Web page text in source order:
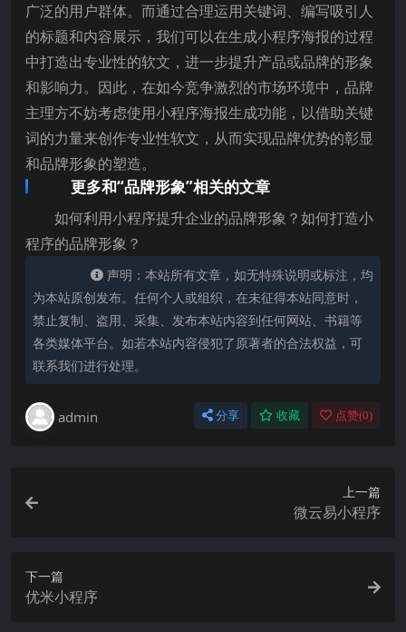
广泛的用户群体。而通过合理运用关键词、编写吸引人
的标题和内容展示，我们可以在生成小程序海报的过程
中打造出专业性的软文，进一步提升产品或品牌的形象
和影响力。因此，在如今竞争激烈的市场环境中，品牌
主理方不妨考虑使用小程序海报生成功能，以借助关键
词的力量来创作专业性软文，从而实现品牌优势的彰显
和品牌形象的塑造。
更多和“品牌形象”相关的文章
如何利用小程序提升企业的品牌形象？如何打造小
程序的品牌形象？
声明：本站所有文章，如无特殊说明或标注，均
为本站原创发布。任何个人或组织，在未征得本站同意时，
禁止复制、盗用、采集、发布本站内容到任何网站、书籍等
各类媒体平台。如若本站内容侵犯了原著者的合法权益，可
联系我们进行处理。
admin 分享 收藏 点赞(0)
上一篇
微云易小程序
下一篇
优米小程序